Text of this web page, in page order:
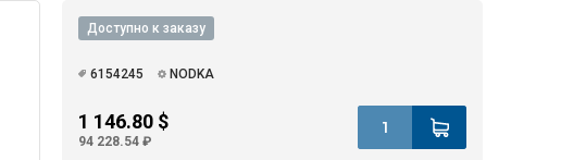
Доступно к заказу
6154245 NODKA
1 146.80 $
94 228.54 ₽